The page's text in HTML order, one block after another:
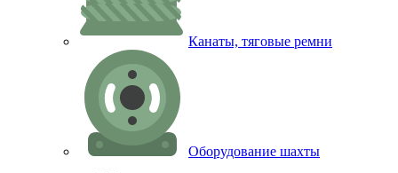
Канаты, тяговые ремни
Оборудование шахты